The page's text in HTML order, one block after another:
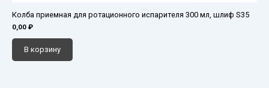
Колба приемная для ротационного испарителя 300 мл, шлиф S35
0,00 ₽
В корзину